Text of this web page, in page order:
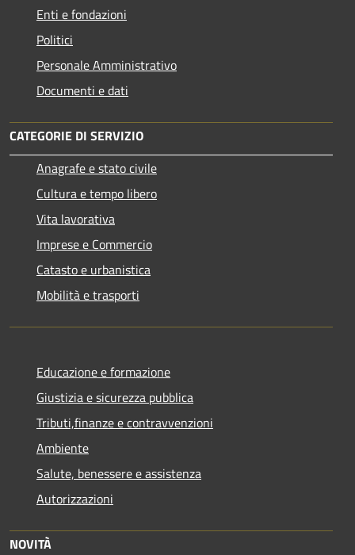
Enti e fondazioni
Politici
Personale Amministrativo
Documenti e dati
CATEGORIE DI SERVIZIO
Anagrafe e stato civile
Cultura e tempo libero
Vita lavorativa
Imprese e Commercio
Catasto e urbanistica
Mobilità e trasporti
Educazione e formazione
Giustizia e sicurezza pubblica
Tributi,finanze e contravvenzioni
Ambiente
Salute, benessere e assistenza
Autorizzazioni
NOVITÀ